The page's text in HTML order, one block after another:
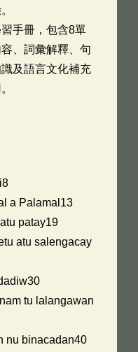
習手冊，包含8單
、詞彙解釋、句
及語言文化補充
a Palamal13
patay19
atu salengacay
tu lalangawan
nu binacadan40